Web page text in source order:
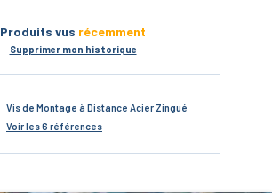
Produits vus récemment
Supprimer mon historique
Vis de Montage à Distance Acier Zingué
Voirles 6 références